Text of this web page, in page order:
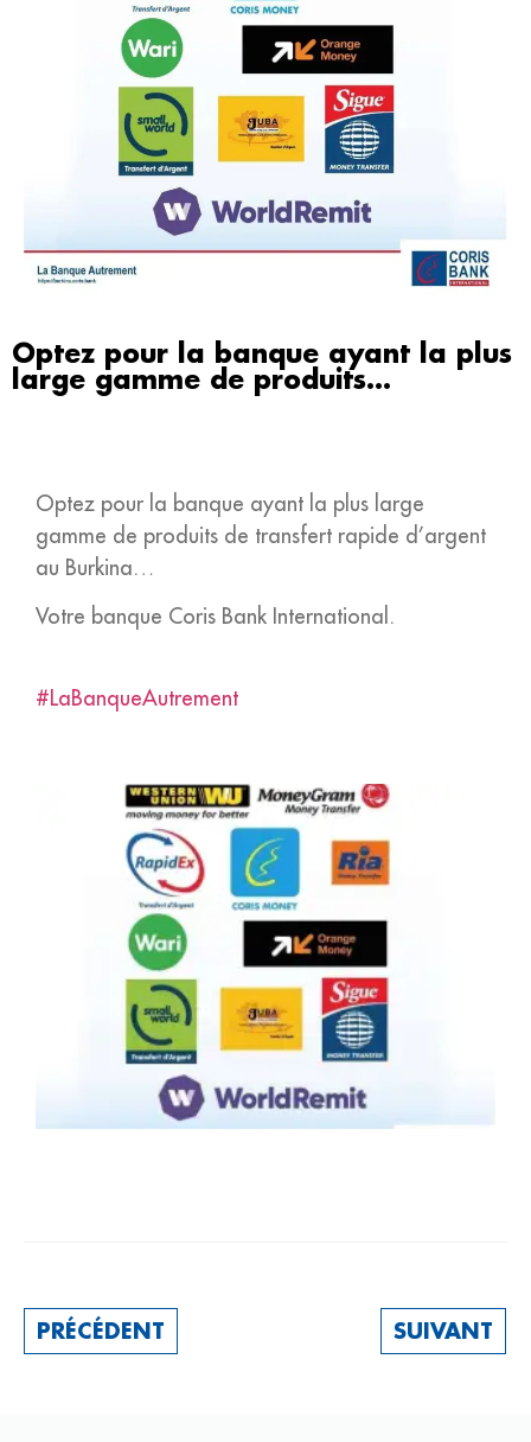
Optez pour la banque ayant la plus
large gamme de produits…
Optez pour la banque ayant la plus large
gamme de produits de transfert rapide d’argent
au Burkina…
Votre banque Coris Bank International.
#LaBanqueAutrement
PRÉCÉDENT SUIVANT